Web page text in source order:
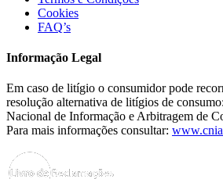
Cookies
FAQ’s
Informação Legal
Em caso de litígio o consumidor pode
resolução alternativa de litígios de
Nacional de Informação e Arbitragem de
Para mais informações consultar: